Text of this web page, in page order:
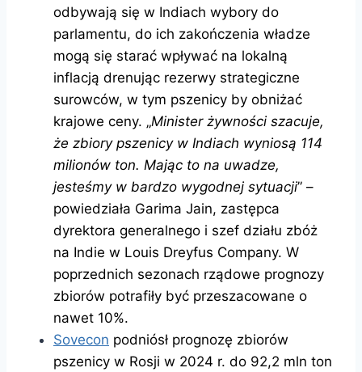
odbywają się w Indiach wybory do
parlamentu, do ich zakończenia władze
mogą się starać wpływać na lokalną
inflacją drenując rezerwy strategiczne
surowców, w tym pszenicy by obniżać
krajowe ceny. „Minister żywności szacuje,
że zbiory pszenicy w Indiach wyniosą 114
milionów ton. Mając to na uwadze,
jesteśmy w bardzo wygodnej sytuacji” –
powiedziała Garima Jain, zastępca
dyrektora generalnego i szef działu zbóż
na Indie w Louis Dreyfus Company. W
poprzednich sezonach rządowe prognozy
zbiorów potrafiły być przeszacowane o
nawet 10%.
Sovecon podniósł prognozę zbiorów
pszenicy w Rosji w 2024 r. do 92,2 mln ton